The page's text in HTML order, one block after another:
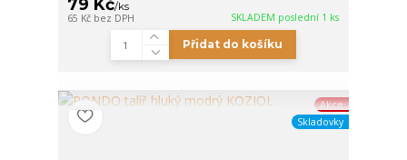
/ks
65 Kč bez DPH SKLADEM poslední 1 ks
Přidat do košíku
Akce
Skladovky